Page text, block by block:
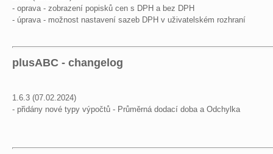
- oprava - zobrazení popisků cen s DPH a bez DPH
- úprava - možnost nastavení sazeb DPH v uživatelském rozhraní
plusABC - changelog
1.6.3 (07.02.2024)
- přidány nové typy výpočtů - Průměrná dodací doba a Odchylka